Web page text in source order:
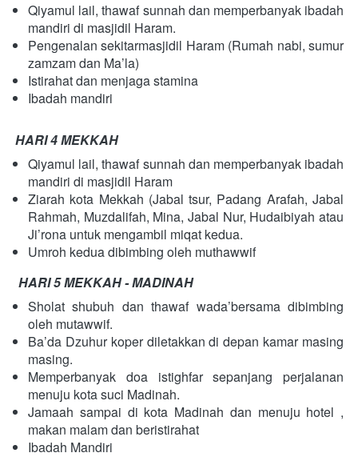
Qiyamul lail, thawaf sunnah dan memperbanyak ibadah
mandiri di masjidil Haram.
Pengenalan sekitarmasjidil Haram (Rumah nabi, sumur
zamzam dan Ma’la)
Istirahat dan menjaga stamina
Ibadah mandiri
HARI 4 MEKKAH
Qiyamul lail, thawaf sunnah dan memperbanyak ibadah
mandiri di masjidil Haram
Ziarah kota Mekkah (Jabal tsur, Padang Arafah, Jabal
Rahmah, Muzdalifah, Mina, Jabal Nur, Hudaibiyah atau
Ji’rona untuk mengambil miqat kedua.
Umroh kedua dibimbing oleh muthawwif
HARI 5 MEKKAH - MADINAH
Sholat shubuh dan thawaf wada’bersama dibimbing
oleh mutawwif.
Ba’da Dzuhur koper diletakkan di depan kamar masing
masing.
Memperbanyak doa istighfar sepanjang perjalanan
menuju kota suci Madinah.
Jamaah sampai di kota Madinah dan menuju hotel ,
makan malam dan beristirahat
Ibadah Mandiri